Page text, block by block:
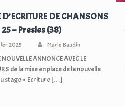
D’ECRITURE DE CHANSONS
– Presles (38)
2025 Marie Baudin
NOUVELLE ANNONCE AVEC LE
de la mise en place de la nouvelle
stage « Ecriture […]